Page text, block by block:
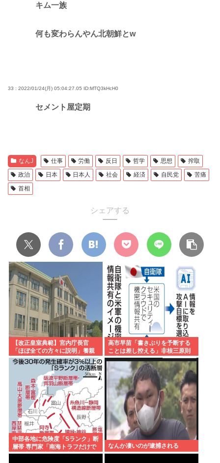
キム一族
何も変わらんやん北朝鮮とw
33 : 2022/01/24(月) 05:04:27.05 ID:MTQ3kHcH0
セメント屋定期
なんJ 仕事 労働 反日 哲学 思想
搾取
政治
日本 日本人 社会 経済 自民党
苦痛
首相
シェアする
【改正皇室典範】宮内庁長官
「ほぼ全ての方々に説明」養親
候補の宮家皇族方に 男系男子の
養子候補は「把握せず」
高市早苗「書きぶりを予断する
ことは差し控える」非核三原則
見直しについて
中部各地に危険度「Sランク」断
層帯 専門家「南海トラフだけで
なく直下型地震にも注意を」
なんか凄いのが逮捕される